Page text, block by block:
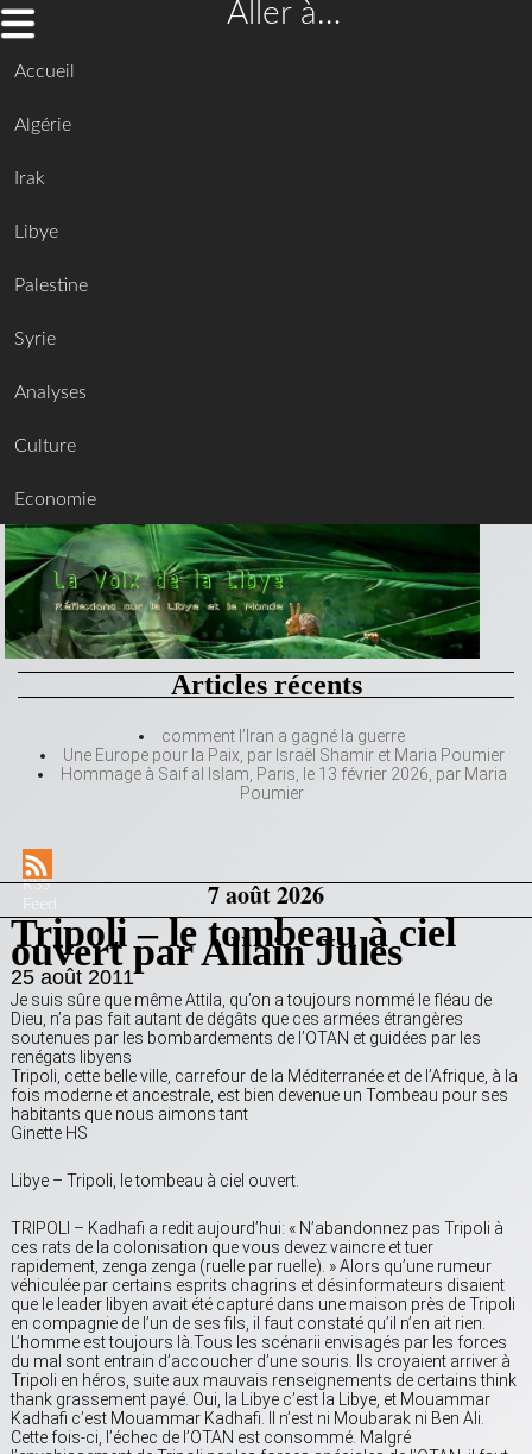
Aller à…
Accueil
Algérie
Irak
Libye
Palestine
Syrie
Analyses
Culture
Economie
Articles récents
comment l’Iran a gagné la guerre
Une Europe pour la Paix, par Israël Shamir et Maria Poumier
Hommage à Saif al Islam, Paris, le 13 février 2026, par Maria
Poumier
RSS
7 août 2026
Tripoli – le tombeau à ciel
ouvert par Allain Jules
25 août 2011
Je suis sûre que même Attila, qu’on a toujours nommé le fléau de
Dieu, n’a pas fait autant de dégâts que ces armées étrangères
soutenues par les bombardements de l’OTAN et guidées par les
renégats libyens
Tripoli, cette belle ville, carrefour de la Méditerranée et de l’Afrique, à la
fois moderne et ancestrale, est bien devenue un Tombeau pour ses
habitants que nous aimons tant
Ginette HS
Libye – Tripoli, le tombeau à ciel ouvert.
TRIPOLI – Kadhafi a redit aujourd’hui: « N’abandonnez pas Tripoli à
ces rats de la colonisation que vous devez vaincre et tuer
rapidement, zenga zenga (ruelle par ruelle). » Alors qu’une rumeur
véhiculée par certains esprits chagrins et désinformateurs disaient
que le leader libyen avait été capturé dans une maison près de Tripoli
en compagnie de l’un de ses fils, il faut constaté qu’il n’en ait rien.
L’homme est toujours là.Tous les scénarii envisagés par les forces
du mal sont entrain d’accoucher d’une souris. Ils croyaient arriver à
Tripoli en héros, suite aux mauvais renseignements de certains think
thank grassement payé. Oui, la Libye c’est la Libye, et Mouammar
Kadhafi c’est Mouammar Kadhafi. Il n’est ni Moubarak ni Ben Ali.
Cette fois-ci, l’échec de l’OTAN est consommé. Malgré